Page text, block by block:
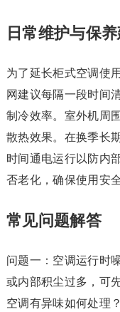
日常维护与保
为了延长柜式空调使
网建议每隔一段时间
制冷效率。室外机周
散热效果。在换季长
时间通电运行以防内
否老化，确保使用安
常见问题解答
问题一：空调运行时
或内部积尘过多，可
空调有异味如何处理